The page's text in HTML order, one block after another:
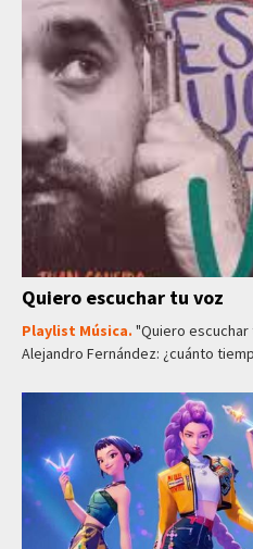
Quiero escuchar tu voz
Playlist Música. "Quiero escuchar
Alejandro Fernández: ¿cuánto